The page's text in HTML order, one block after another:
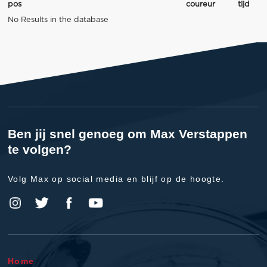
pos coureur
tijd
No Results in the database
Ben jij snel genoeg om Max Verstappen
te volgen?
Volg Max op social media en blijf op de hoogte.
Home